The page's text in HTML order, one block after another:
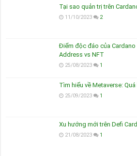
Tại sao quản trị trên
11/10/2023 2
Điểm độc đáo của
Address vs NFT
25/08/2023 1
Tìm hiểu về Metaverse:
25/09/2023 1
Xu hướng mới trên Defi
21/08/2023 1